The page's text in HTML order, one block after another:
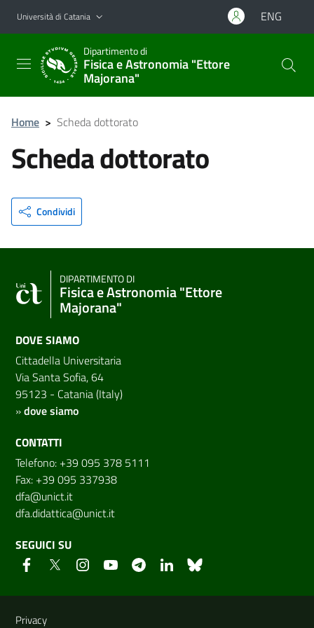
Vai al contenuto principale
Vai al menu di navigazione
Università di Catania ENG
Dipartimento di
Fisica e Astronomia "Ettore
Majorana"
Home > Scheda dottorato
Scheda dottorato
Condividi
DIPARTIMENTO DI
Fisica e Astronomia "Ettore
Majorana"
DOVE SIAMO
Cittadella Universitaria
Via Santa Sofia, 64
95123 - Catania (Italy)
»dove siamo
CONTATTI
Telefono: +39 095 378 5111
Fax: +39 095 337938
dfa@unict.it
dfa.didattica@unict.it
SEGUICI SU
Link e informazioni utili
Privacy